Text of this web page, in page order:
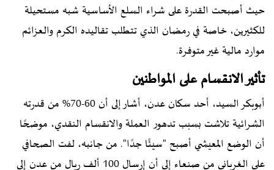
حيث أصبحت القدرة على شراء السلع الأساسية شبه مستحيلة
للكثيرين، خاصة في رمضان الذي تتطلب تقاليده الكرم والعزائم
موارد مالية غير متوفرة.
تأثير الانقسام على المواطنين
أبوبكر السيد، أحد سكان عدن، أشار إلى أن 60-70% من قدرته
الشرائية تلاشت بسبب تدهور العملة والانقسام النقدي، موضحًا
أن الوضع المعيشي أصبح "سيئًا جدًا". من جانبه، لفت الصحافي
علي الغرباني من صنعاء إلى أن إرسال 100 ألف ريال من عدن إلى